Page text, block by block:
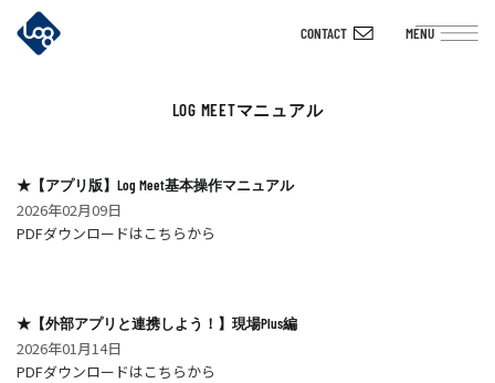
Skip
CONTACT MENU
LOG MEETマニュアル
★【アプリ版】Log Meet基本操作マニュアル
2026年02月09日
PDFダウンロードはこちらから
★【外部アプリと連携しよう！】現場Plus編
2026年01月14日
PDFダウンロードはこちらから